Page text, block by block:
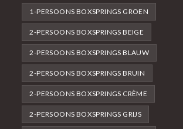
1-PERSOONS BOXSPRINGS GROEN
2-PERSOONS BOXSPRINGS BEIGE
2-PERSOONS BOXSPRINGS BLAUW
2-PERSOONS BOXSPRINGS BRUIN
2-PERSOONS BOXSPRINGS CRÈME
2-PERSOONS BOXSPRINGS GRIJS